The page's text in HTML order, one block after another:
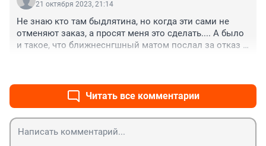
замечание адекватно.
21 октября 2023, 21:14
Не знаю кто там быдлятина, но когда эти сами не
отменяют заказ, а просят меня это сделать.... А было
и такое, что ближнеснгшный матом послал за отказ
Читать все комментарии